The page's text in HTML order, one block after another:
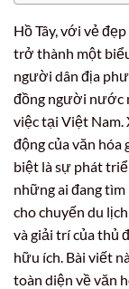
Hồ Tây, với vẻ
trở thành một
người dân địa
đồng người nước
việc tại Việt Nam.
động của văn hóa
biệt là sự phát
những ai đang
cho chuyến du
và giải trí của thủ
hữu ích. Bài viết
toàn diện về văn